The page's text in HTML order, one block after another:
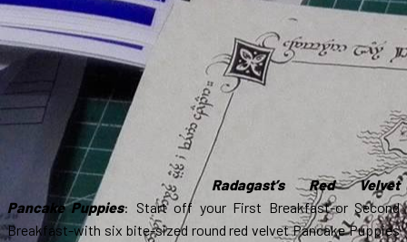
Radagast’s Red Velvet
Pancake Puppies: Start off your First Breakfast-or Second
Breakfast-with six bite-sized round red velvet Pancake Puppies